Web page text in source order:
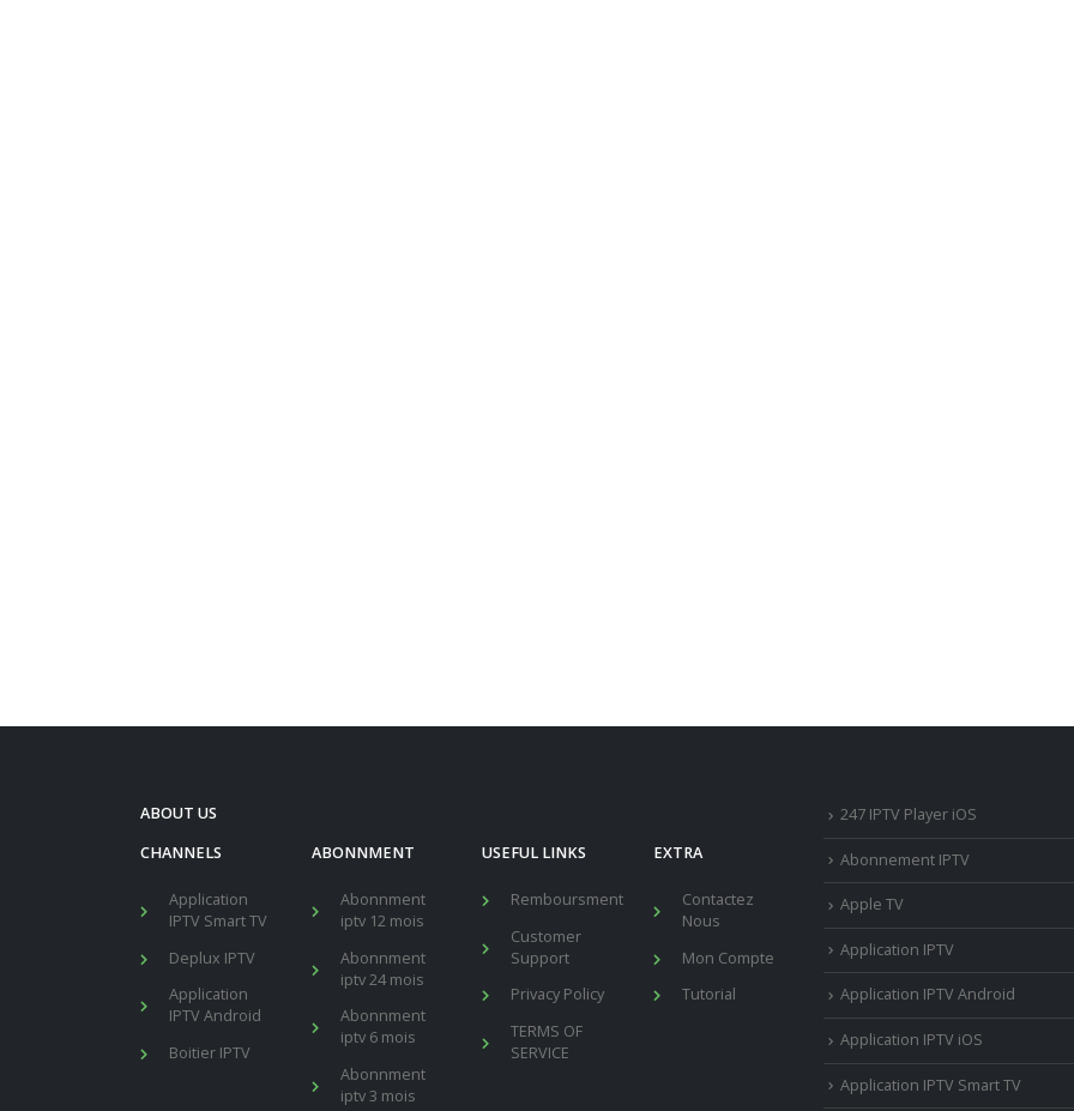
ABOUT US
CHANNELS
Application
IPTV Smart TV
Deplux IPTV
Application
IPTV Android
Boitier IPTV
ABONNMENT
Abonnment
iptv 12 mois
Abonnment
iptv 24 mois
Abonnment
iptv 6 mois
Abonnment
iptv 3 mois
USEFUL LINKS
Remboursment
Customer
Support
Privacy Policy
TERMS OF
SERVICE
EXTRA
Contactez
Nous
Mon Compte
Tutorial
247 IPTV Player iOS
Abonnement IPTV
Apple TV
Application IPTV
Application IPTV Android
Application IPTV iOS
Application IPTV Smart TV